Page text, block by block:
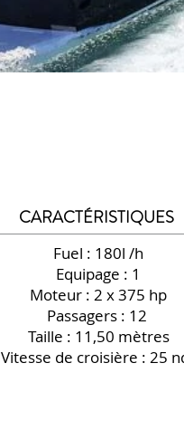
CARACTÉRISTIQUES
Fuel : 180l /h
Equipage : 1
Moteur : 2 x 375 hp
Passagers : 12
Taille : 11,50 mètres
Vitesse de croisière : 25